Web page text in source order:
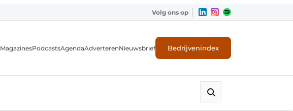
Volg ons op
MagazinesPodcastsAgendaAdverterenNieuwsbrief Bedrijvenindex